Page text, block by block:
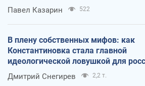
Павел Казарин 522
В плену собственных мифов: как
Константиновка стала главной
идеологической ловушкой для
оккупантов
Дмитрий Снегирев 2,2 т.